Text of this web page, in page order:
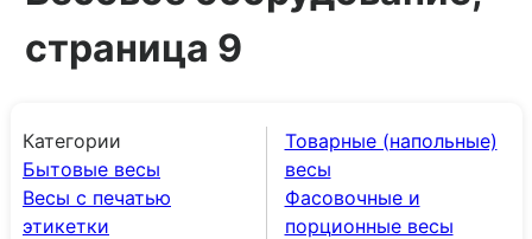
страница 9
Категории
Бытовые весы
Весы с печатью
этикетки
Товарные (напольные)
весы
Фасовочные и
порционные весы